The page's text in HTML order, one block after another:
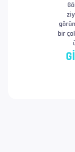
bir